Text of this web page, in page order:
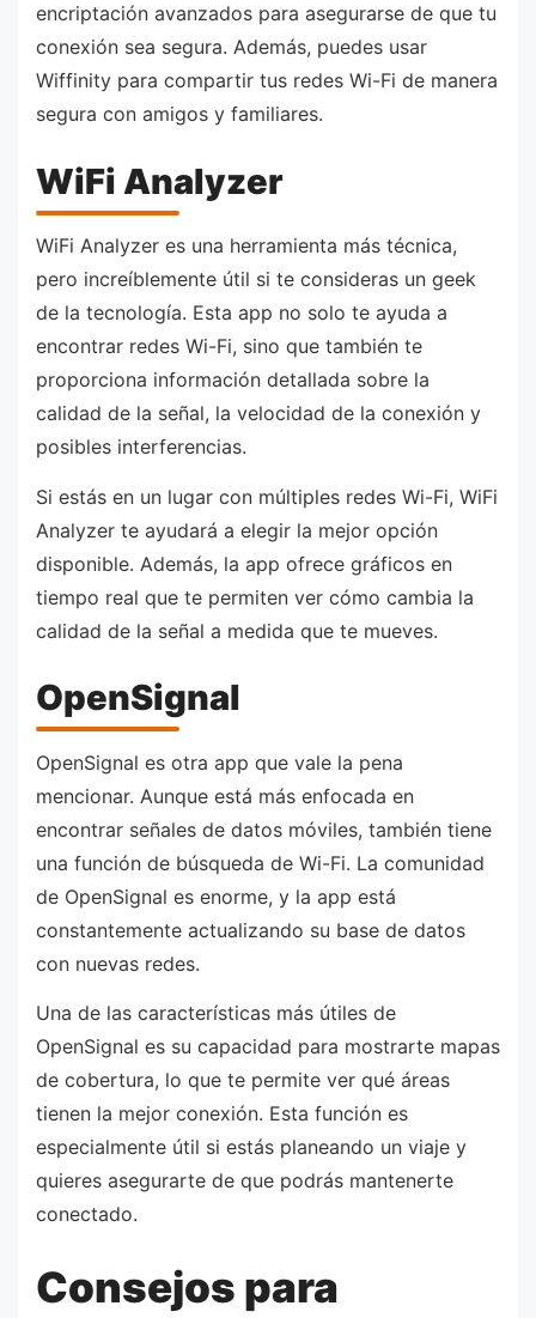
encriptación avanzados para asegurarse de que tu
conexión sea segura. Además, puedes usar
Wiffinity para compartir tus redes Wi-Fi de manera
segura con amigos y familiares.
WiFi Analyzer
WiFi Analyzer es una herramienta más técnica,
pero increíblemente útil si te consideras un geek
de la tecnología. Esta app no solo te ayuda a
encontrar redes Wi-Fi, sino que también te
proporciona información detallada sobre la
calidad de la señal, la velocidad de la conexión y
posibles interferencias.
Si estás en un lugar con múltiples redes Wi-Fi, WiFi
Analyzer te ayudará a elegir la mejor opción
disponible. Además, la app ofrece gráficos en
tiempo real que te permiten ver cómo cambia la
calidad de la señal a medida que te mueves.
OpenSignal
OpenSignal es otra app que vale la pena
mencionar. Aunque está más enfocada en
encontrar señales de datos móviles, también tiene
una función de búsqueda de Wi-Fi. La comunidad
de OpenSignal es enorme, y la app está
constantemente actualizando su base de datos
con nuevas redes.
Una de las características más útiles de
OpenSignal es su capacidad para mostrarte mapas
de cobertura, lo que te permite ver qué áreas
tienen la mejor conexión. Esta función es
especialmente útil si estás planeando un viaje y
quieres asegurarte de que podrás mantenerte
conectado.
Consejos para